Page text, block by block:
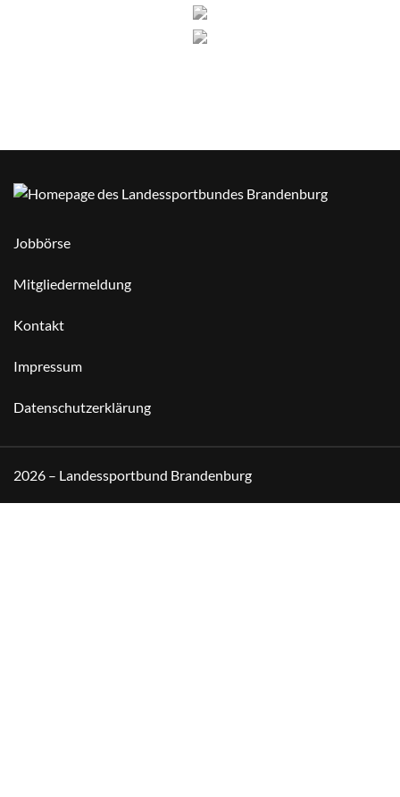
Jobbörse
Mitgliedermeldung
Kontakt
Impressum
Datenschutzerklärung
2026 – Landessportbund Brandenburg